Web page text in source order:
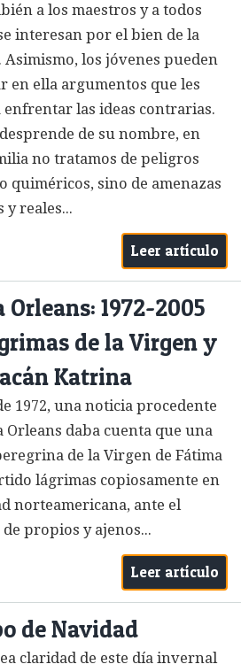
a los maestros y a todos
interesan por el bien de la
Asimismo, los jóvenes pueden
en ella argumentos que les
enfrentar las ideas contrarias.
de su nombre, en
no tratamos de peligros
quiméricos, sino de amenazas
y reales...
Leer artículo
Orleans: 1972-2005
de la Virgen y
Katrina
1972, una noticia procedente
Orleans daba cuenta que una
de la Virgen de Fátima
lágrimas copiosamente en
norteamericana, ante el
propios y ajenos...
Leer artículo
de Navidad
claridad de este día invernal